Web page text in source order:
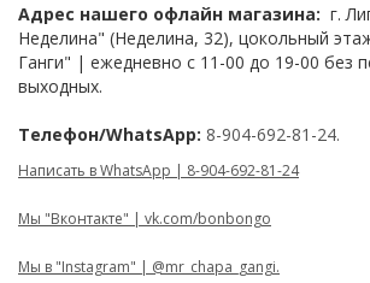
Адрес нашего офлайн магазина: г.
Неделина" (Неделина, 32), цокольный
Ганги" | ежедневно с 11-00 до 19-00 без
выходных.
Телефон/WhatsApp: 8-904-692-81-24.
Написать в WhatsApp | 8-904-692-81-24
Мы "Вконтакте" | vk.com/bonbongo
Мы в "Instagram" | @mr_chapa_gangi.